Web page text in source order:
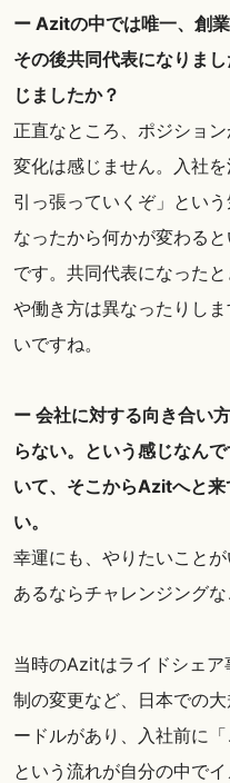
ー Azitの中では唯一、創
その後共同代表になりま
じましたか？
正直なところ、ポジショ
変化は感じません。入社
引っ張っていくぞ」とい
なったから何かが変わる
です。共同代表になった
や働き方は異なったりし
いですね。
ー 会社に対する向き合い
らない。という感じなん
いて、そこからAzitへと
い。
幸運にも、やりたいこと
あるならチャレンジング
当時のAzitはライドシェ
制の変更など、日本での
ードルがあり、入社前に
という流れが自分の中で